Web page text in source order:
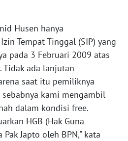
Husen hanya
Tempat Tinggal (SIP) yang
pada 3 Februari 2009 atas
Tidak ada lanjutan
saat itu pemiliknya
kami mengambil
dalam kondisi free.
HGB (Hak Guna
Japto oleh BPN," kata